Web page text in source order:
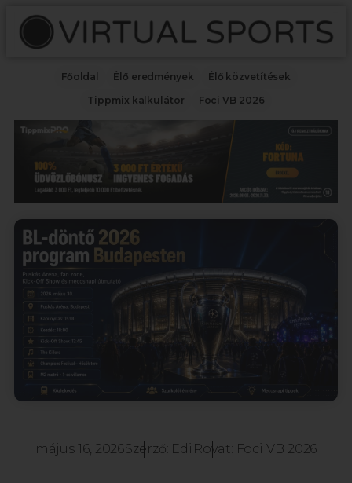
Főoldal Élő eredmények
Élő közvetítések
Tippmix kalkulátor
Foci VB 2026
május 16, 2026Szerző: Edi Rovat: Foci VB 2026